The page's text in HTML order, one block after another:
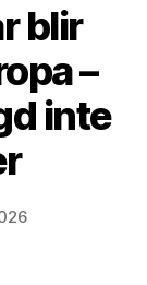
blir
–
inte